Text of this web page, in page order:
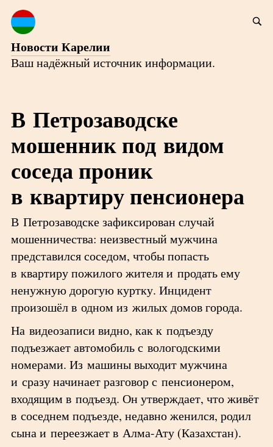
Новости Карелии
Ваш надёжный источник информации.
В Петрозаводске
мошенник под видом
соседа проник
в квартиру пенсионера
В Петрозаводске зафиксирован случай
мошенничества: неизвестный мужчина
представился соседом, чтобы попасть
в квартиру пожилого жителя и продать ему
ненужную дорогую куртку. Инцидент
произошёл в одном из жилых домов города.
На видеозаписи видно, как к подъезду
подъезжает автомобиль с вологодскими
номерами. Из машины выходит мужчина
и сразу начинает разговор с пенсионером,
входящим в подъезд. Он утверждает, что живёт
в соседнем подъезде, недавно женился, родил
сына и переезжает в Алма-Ату (Казахстан).